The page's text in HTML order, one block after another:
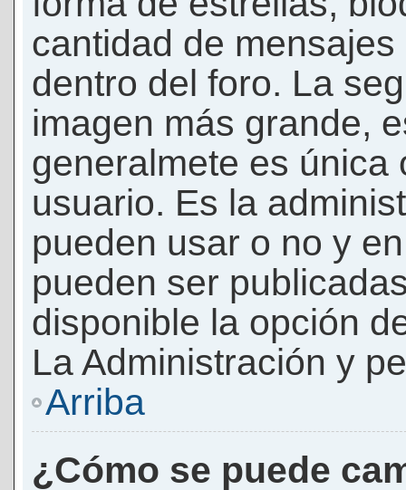
cantidad de
dentro del foro. La
imagen más grande,
generalmete es única
usuario. Es la
pueden usar o no y
pueden ser
disponible la opción
La Administración y
Arriba
¿Cómo se puede